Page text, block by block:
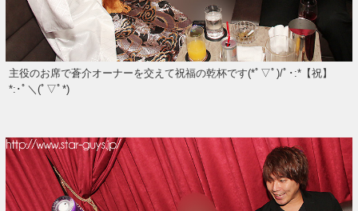
主役のお席で蒼介オーナーを交えて祝福の乾杯です(*ﾟ▽ﾟ)/ﾟ･:*【祝】
*:･ﾟ＼(ﾟ▽ﾟ*)